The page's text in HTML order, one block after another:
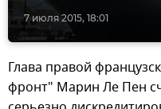
7 июля 2015, 18:01
Глава правой
фронт" Марин Ле Пен